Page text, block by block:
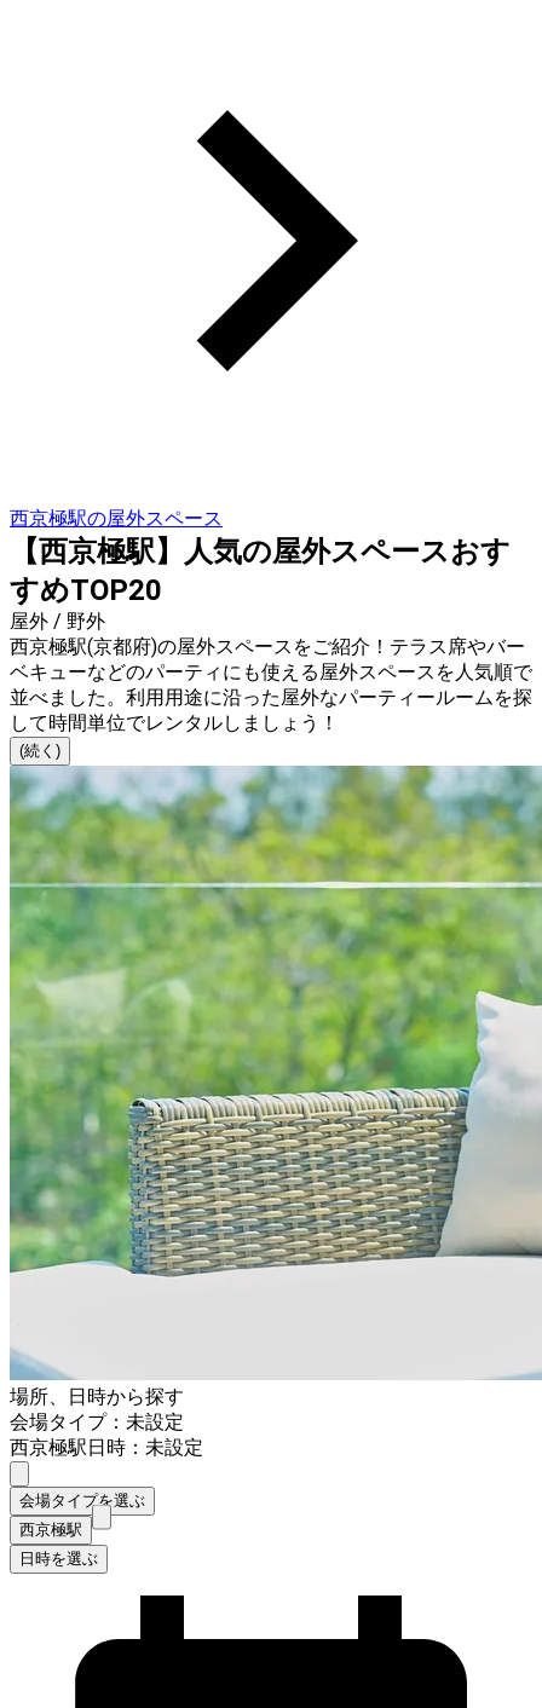
西京極駅の屋外スペース
【西京極駅】人気の屋外スペースおす
すめTOP20
屋外 / 野外
西京極駅(京都府)の屋外スペースをご紹介！テラス席やバー
ベキューなどのパーティにも使える屋外スペースを人気順で
並べました。利用用途に沿った屋外なパーティールームを探
して時間単位でレンタルしましょう！
(続く)
場所、日時から探す
会場タイプ：未設定
西京極駅日時：未設定
会場タイプを選ぶ
西京極駅
日時を選ぶ